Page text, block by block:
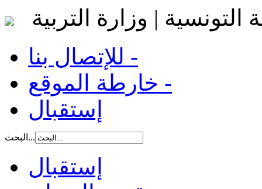
التونسية | وزارة التربية
للإتصال بنا -
خارطة الموقع -
إستقبال
البحث...
إستقبال